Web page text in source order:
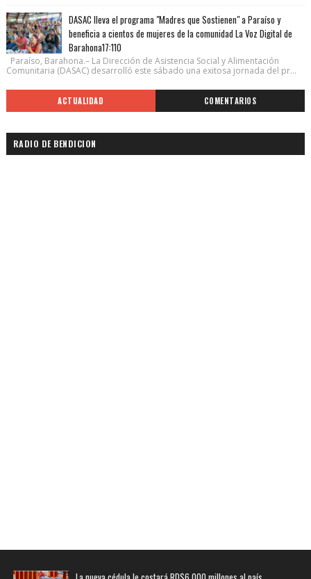
DASAC lleva el programa "Madres que Sostienen" a Paraíso y
beneficia a cientos de mujeres de la comunidad La Voz Digital de
Barahona17:110
Paraíso, Barahona.– La Dirección de Asistencia Social y Alimentación
Comunitaria (DASAC) desarrolló este sábado una exitosa jornada del pr...
ACTUALIDAD COMENTARIOS
RADIO DE BENDICION